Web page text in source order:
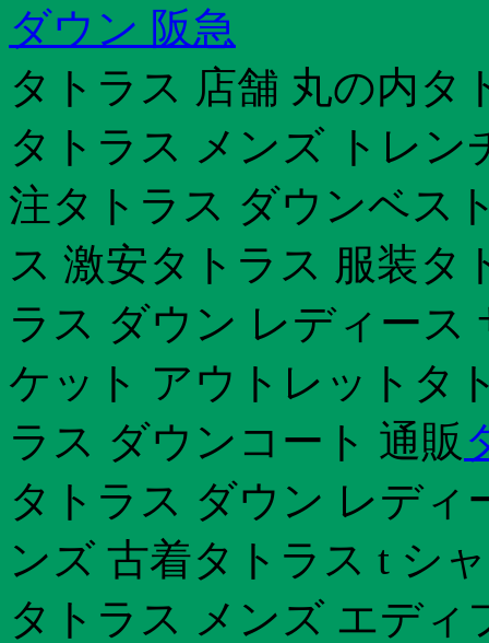
ダウン 阪急
タトラス 店舗 丸の内タ
タトラス メンズ トレ
注タトラス ダウンベス
ス 激安タトラス 服装タ
ラス ダウン レディース
ケット アウトレットタ
ラス ダウンコート 通販
タトラス ダウン レディ
ンズ 古着タトラス t シ
タトラス メンズ エディ